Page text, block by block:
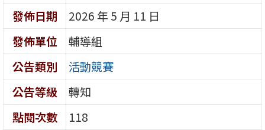
發佈日期
2026 年 5 月 11 日
發佈單位
輔導組
公告類別
活動競賽
公告等級
轉知
點閱次數
118